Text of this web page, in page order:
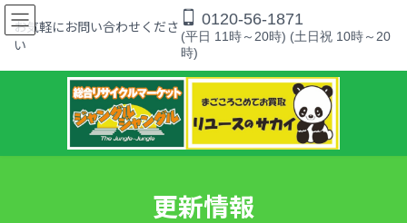
コ
ン
ッ
ナ
ビ
移
お気軽にお問い合わせくださ
い
0120-56-1871
(平日 11時～20時) (土日祝 10時～20
時)
更新情報